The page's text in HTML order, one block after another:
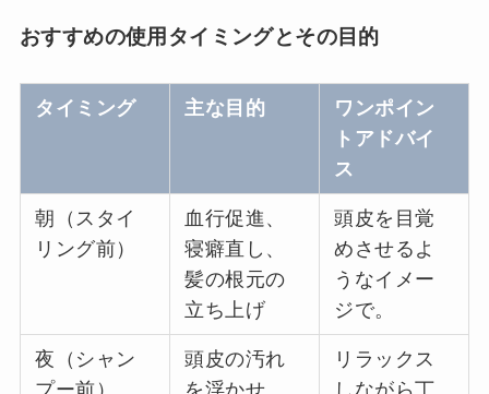
おすすめの使用タイミングとその目的
タイミング 主な目的
ワンポイン
トアドバイ
ス
朝（スタイ
リング前）
血行促進、
寝癖直し、
髪の根元の
立ち上げ
頭皮を目覚
めさせるよ
うなイメー
ジで。
夜（シャン
プー前）
頭皮の汚れ
を浮かせ
リラックス
しながら丁